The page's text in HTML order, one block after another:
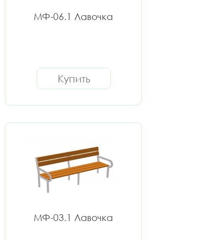
МФ-06.1 Лавочка
Купить
МФ-03.1 Лавочка